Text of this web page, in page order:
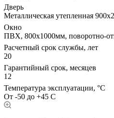
Дверь
Металлическая утепленная
Окно
ПВХ, 800х1000мм, поворотно-
Расчетный срок службы, лет
20
Гарантийный срок, месяцев
12
Температура эксплуатации, °С
От -50 до +45 С